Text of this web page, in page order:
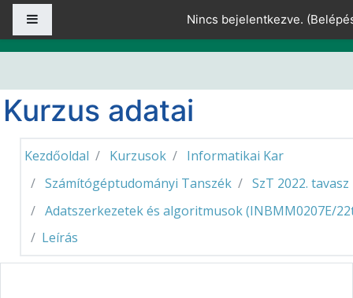
Tovább a fő tartalomhoz
Nincs bejelentkezve. (
Kurzus adatai
Kezdőoldal Kurzusok
Informatikai Kar
Számítógéptudományi Tanszék
SzT 2022. tavasz
Adatszerkezetek és algoritmusok (INBMM0207E/
Leírás